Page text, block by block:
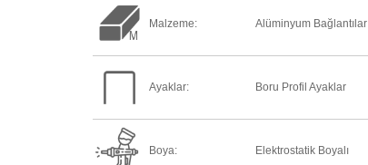
Malzeme: Alüminyum Bağlantılar
Ayaklar: Boru Profil Ayaklar
Boya: Elektrostatik Boyalı